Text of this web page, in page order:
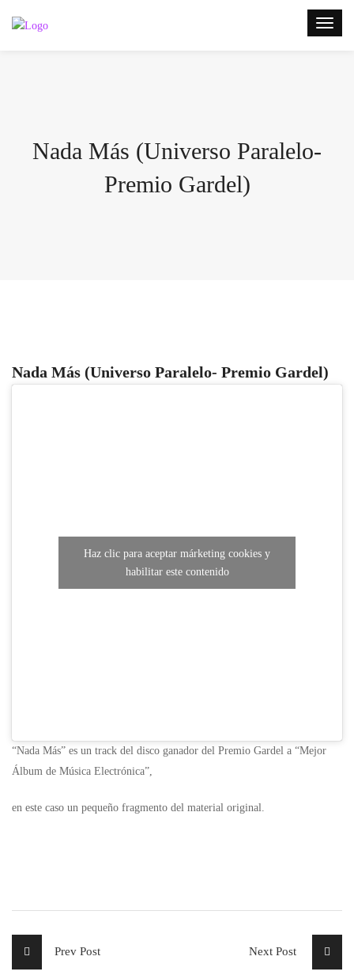
Nada Más (Universo Paralelo-
Premio Gardel)
Nada Más (Universo Paralelo- Premio Gardel)
Haz clic para aceptar márketing cookies y
habilitar este contenido
“Nada Más” es un track del disco ganador del Premio Gardel a “Mejor
Álbum de Música Electrónica”,
en este caso un pequeño fragmento del material original.
Prev Post Next Post